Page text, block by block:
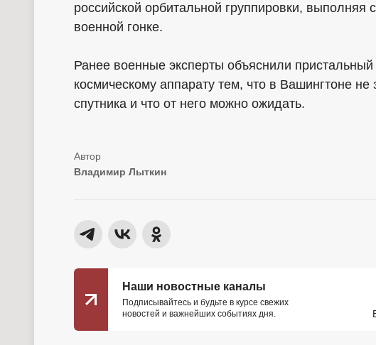
российской орбитальной группировки,
военной гонке.
Ранее военные эксперты объяснили
космическому аппарату тем, что в Вашингтоне
спутника и что от него можно ожидать.
Владимир Лыткин
Наши новостные каналы
Подписывайтесь и будьте в курсе свежих
новостей и важнейших событиях дня.